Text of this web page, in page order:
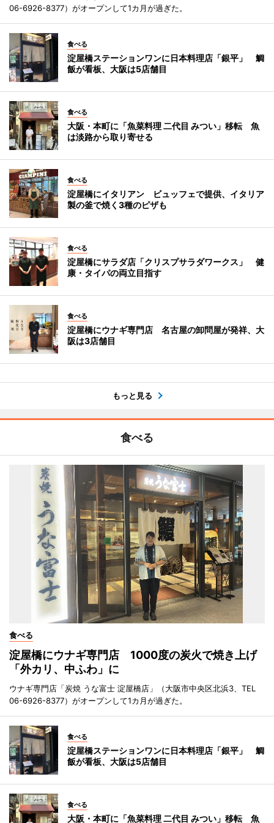
06-6926-8377）がオープンして1カ月が過ぎた。
食べる
淀屋橋ステーションワンに日本料理店「銀平」 鯛
飯が看板、大阪は5店舗目
食べる
大阪・本町に「魚菜料理 二代目 みつい」移転 魚
は淡路から取り寄せる
食べる
淀屋橋にイタリアン ビュッフェで提供、イタリア
製の釜で焼く3種のピザも
食べる
淀屋橋にサラダ店「クリスプサラダワークス」 健
康・タイパの両立目指す
食べる
淀屋橋にウナギ専門店 名古屋の卸問屋が発祥、大
阪は3店舗目
もっと見る
食べる
食べる
淀屋橋にウナギ専門店 1000度の炭火で焼き上げ
「外カリ、中ふわ」に
ウナギ専門店「炭焼 うな富士 淀屋橋店」（大阪市中央区北浜3、TEL
06-6926-8377）がオープンして1カ月が過ぎた。
食べる
淀屋橋ステーションワンに日本料理店「銀平」 鯛
飯が看板、大阪は5店舗目
食べる
大阪・本町に「魚菜料理 二代目 みつい」移転 魚